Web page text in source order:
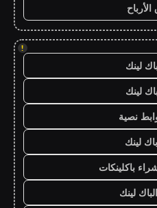
!
لينك
لينك
نصية
لينك
باكلينكات
لينك